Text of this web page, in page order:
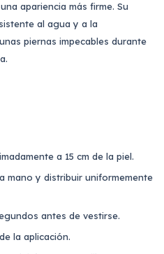
apariencia más firme. Su
al agua y a la
piernas impecables durante
a 15 cm de la piel.
mano y distribuir uniformemente
antes de vestirse.
la aplicación.